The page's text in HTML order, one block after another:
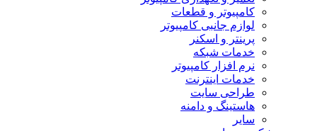
کامپیوتر و قطعات
لوازم جانبی کامپیوتر
پرینتر و اسکنر
خدمات شبکه
نرم افزار کامپیوتر
خدمات اینترنت
طراحی سایت
هاستینگ و دامنه
سایر